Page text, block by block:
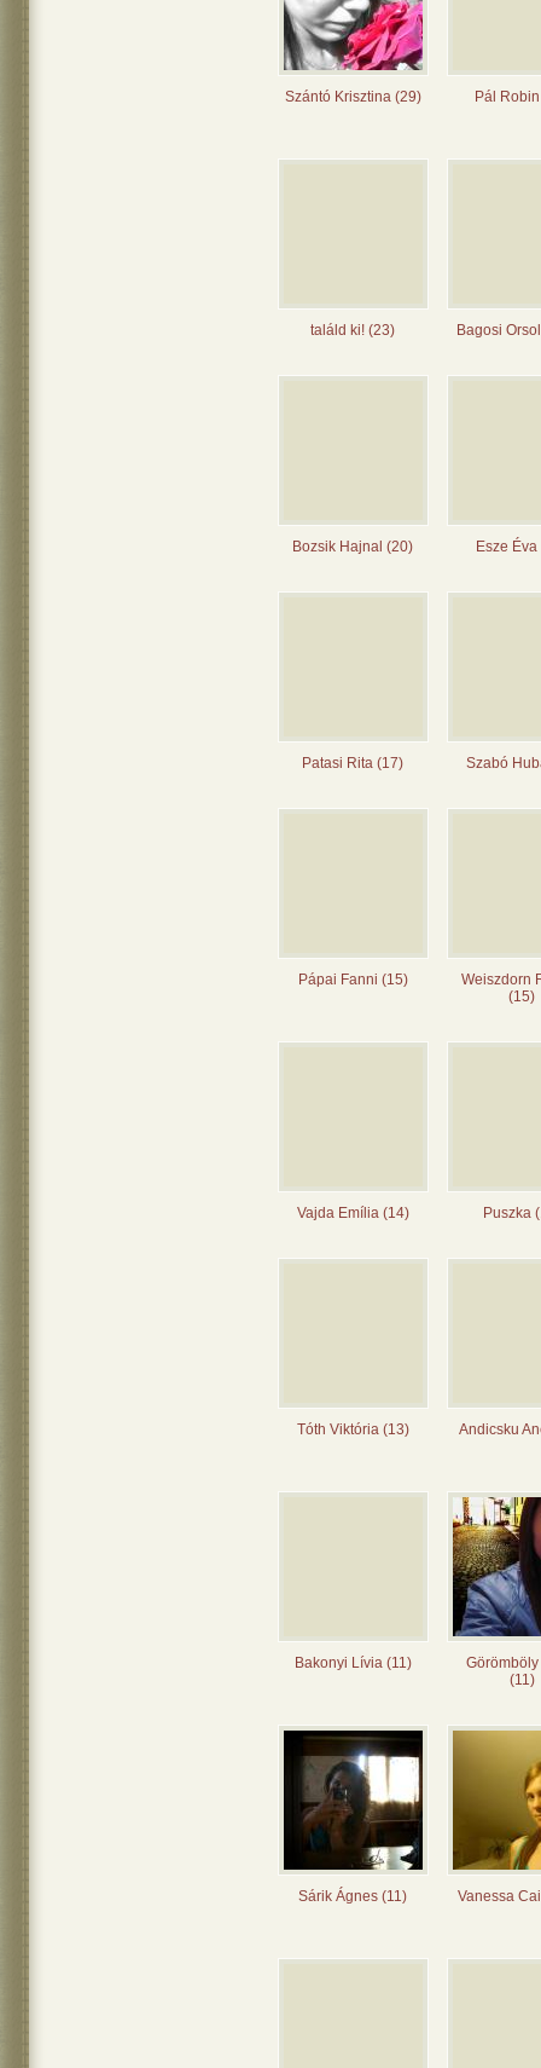
Szántó Krisztina (29) Pál
találd ki! (23) Bagosi
Bozsik Hajnal (20) Esze
Patasi Rita (17) Szabó
Pápai Fanni (15)
Weiszdorn
(15)
Vajda Emília (14) Puszka
Tóth Viktória (13) Andicsku
Bakonyi Lívia (11)
(11)
Sárik Ágnes (11) Vanessa